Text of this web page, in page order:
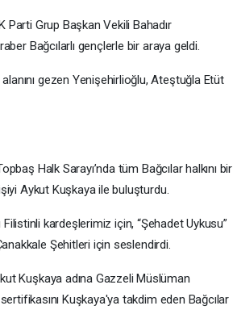
Parti Grup Başkan Vekili Bahadır
Bağcılarlı gençlerle bir araya geldi.
gezen Yenişehirlioğlu, Ateştuğla Etüt
Halk Sarayı’nda tüm Bağcılar halkını bir
Aykut Kuşkaya ile buluşturdu.
Filistinli kardeşlerimiz için, “Şehadet Uykusu”
Şehitleri için seslendirdi.
Kuşkaya adına Gazzeli Müslüman
Kuşkaya'ya takdim eden Bağcılar